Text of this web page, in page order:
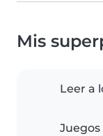
Mis
Leer a
Juegos